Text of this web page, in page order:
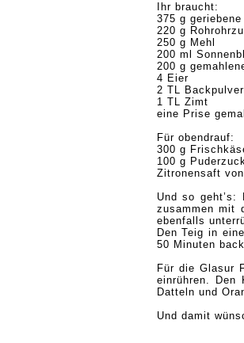
Ihr braucht:
375 g
220 g
250 g Mehl
200 ml
200 g
4 Eier
2 TL Backpulver
1 TL Zimt
eine Prise
Für obendrauf:
300 g
100 g
Zitronensaft
Und so
zusammen mit
ebenfalls
Den Teig in
50 Minuten
Für die Glasur
einrühren. Den
Datteln und
Und damit